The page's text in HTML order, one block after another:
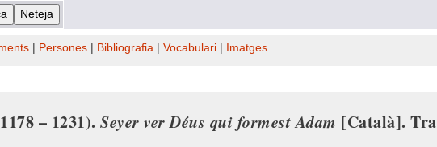
Persones Bibliografia Vocabulari Imatges
– 1231). Seyer ver Déus qui formest Adam [Català].